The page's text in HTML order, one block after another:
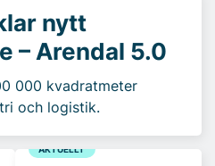
nytt
– Arendal 5.0
000 kvadratmeter
och logistik.
AKTUELLT